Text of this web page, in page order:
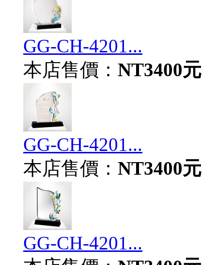
GG-CH-4201...
本店售價： NT3400元
GG-CH-4201...
本店售價： NT3400元
GG-CH-4201...